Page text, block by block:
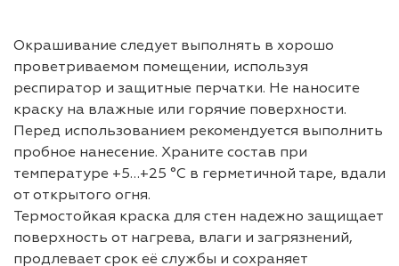
Окрашивание следует выполнять в хорошо
проветриваемом помещении, используя
респиратор и защитные перчатки. Не наносите
краску на влажные или горячие поверхности.
Перед использованием рекомендуется выполнить
пробное нанесение. Храните состав при
температуре +5…+25 °C в герметичной таре, вдали
от открытого огня.
Термостойкая краска для стен надежно защищает
поверхность от нагрева, влаги и загрязнений,
продлевает срок её службы и сохраняет